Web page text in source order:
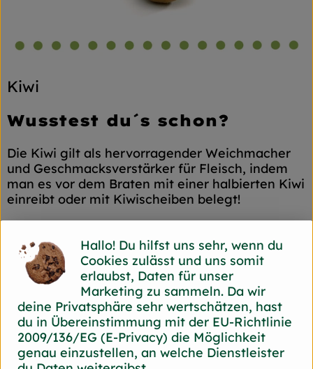
Kiwi
Wusstest du´s schon?
Die Kiwi gilt als hervorragender Weichmacher
und Geschmacksverstärker für Fleisch, indem
man es vor dem Braten mit einer halbierten Kiwi
einreibt oder mit Kiwischeiben belegt!
Die stachelige Kiwi stammt ursprünglich aus
China und wird von einem, inzwischen auf allen
Kontinenten verbreitetem, Kletterstrauch
geerntet.
Wie verwende ich´s?
Hallo! Du hilfst uns sehr, wenn du
Cookies zulässt und uns somit
erlaubst, Daten für unser
Marketing zu sammeln. Da wir
deine Privatsphäre sehr wertschätzen, hast
du in Übereinstimmung mit der EU-Richtlinie
2009/136/EG (E-Privacy) die Möglichkeit
genau einzustellen, an welche Dienstleister